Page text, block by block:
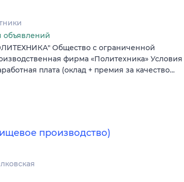
объявлений
Общество с ограниченной
фирма «Политехника» Условия
плата (оклад + премия за качество…
производство)